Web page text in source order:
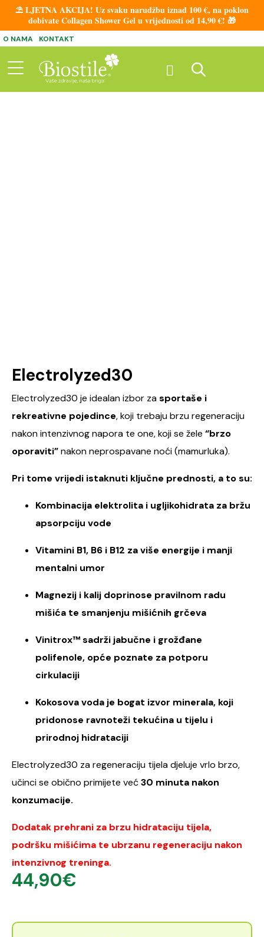
⛱️ LJETNA AKCIJA! Uz svaku narudžbu iznad 100 €, na poklon
dobivate Collagen Shower Gel u vrijednosti od 14,90 €! 🎁
O NAMA KONTAKT
Electrolyzed30
Electrolyzed30 je idealan izbor zasportaše i
rekreativne pojedince, koji trebaju brzu regeneraciju
nakon intenzivnog napora te one, koji se žele “brzo
oporaviti”nakon neprospavane noći (mamurluka).
Pri tome vrijedi istaknuti ključne prednosti, a to su:
Kombinacija elektrolita i ugljikohidrata za bržu
apsorpciju vode
Vitamini B1, B6 i B12 za više energije i manji
mentalni umor
Magnezij i kalij doprinose pravilnom radu
mišića te smanjenju mišićnih grčeva
Vinitrox™ sadrži jabučne i grožđane
polifenole, opće poznate za potporu
cirkulaciji
Kokosova voda je bogat izvor minerala, koji
pridonose ravnoteži tekućina u tijelu i
prirodnoj hidrataciji
Electrolyzed30 za regeneraciju tijela djeluje vrlo brzo,
učinci se obično primijete već30 minuta nakon
konzumacije.
Dodatak prehrani za brzu hidrataciju tijela,
podršku mišićima te ubrzanu regeneraciju nakon
intenzivnog treninga.
44,90€